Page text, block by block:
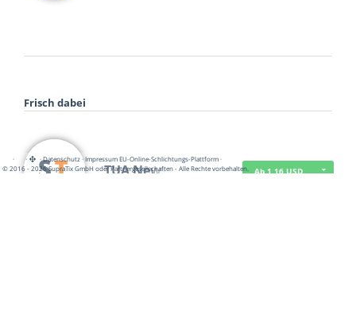
Frisch dabei
TUA News Ab 1,16 USD
· · ·Datenschutz·Impressum EU-Online-Schlichtungs-Plattform·
© 2016 - 2026 SupraTix GmbH oder Partnergesellschaften - Alle Rechte vorbehalten.